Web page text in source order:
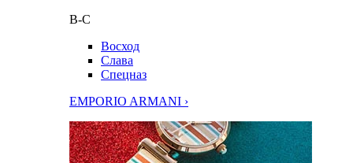
В-С
Восход
Слава
Спецназ
EMPORIO ARMANI ›